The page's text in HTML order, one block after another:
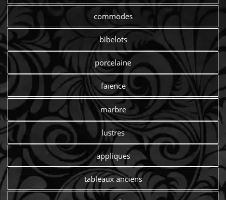
commodes
bibelots
porcelaine
faïence
marbre
lustres
appliques
tableaux anciens